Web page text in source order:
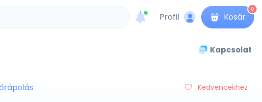
unread messages
Profil Kosár
0
Kapcsolat
Kedvencekhez